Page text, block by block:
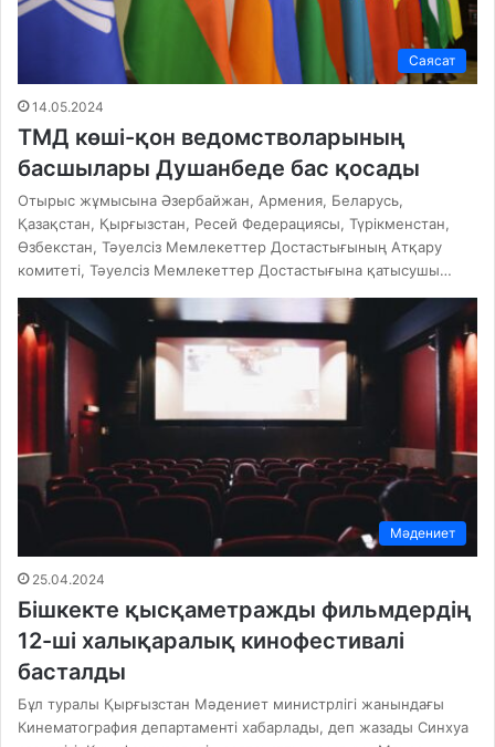
Саясат
14.05.2024
ТМД көші-қон ведомстволарының
басшылары Душанбеде бас қосады
Отырыс жұмысына Әзербайжан, Армения, Беларусь,
Қазақстан, Қырғызстан, Ресей Федерациясы, Түрікменстан,
Өзбекстан, Тәуелсіз Мемлекеттер Достастығының Атқару
комитеті, Тәуелсіз Мемлекеттер Достастығына қатысушы…
Мәдениет
25.04.2024
Бішкекте қысқаметражды фильмдердің
12-ші халықаралық кинофестивалі
басталды
Бұл туралы Қырғызстан Мәдениет министрлігі жанындағы
Кинематография департаменті хабарлады, деп жазады Синхуа